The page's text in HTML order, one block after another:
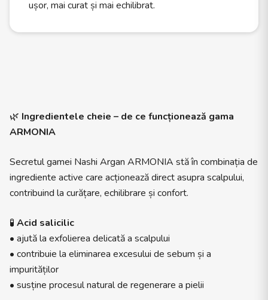
ușor, mai curat și mai echilibrat.
🌿 Ingredientele cheie – de ce funcționează gama
ARMONIA
Secretul gamei Nashi Argan ARMONIA stă în combinația de
ingrediente active care acționează direct asupra scalpului,
contribuind la curățare, echilibrare și confort.
🧪 Acid salicilic
• ajută la exfolierea delicată a scalpului
• contribuie la eliminarea excesului de sebum și a
impurităților
• susține procesul natural de regenerare a pielii